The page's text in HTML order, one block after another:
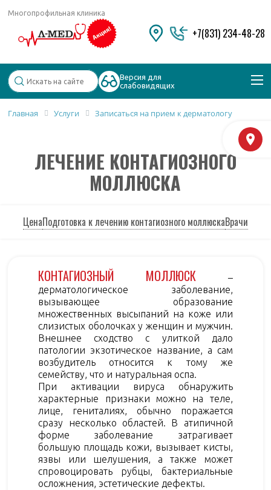
Многопрофильная клиника
Версия для
слабовидящих
+7(831) 234-48-28
Дерматолог
Косметология
Удаление бородавок
Главная Услуги Записаться на прием к дерматологу
ЛЕЧЕНИЕ КОНТАГИОЗНОГО
МОЛЛЮСКА
ЦенаПодготовка к лечению контагиозного моллюскаВрачи
КОНТАГИОЗНЫЙ МОЛЛЮСК –
дерматологическое заболевание,
вызывающее образование
множественных высыпаний на коже или
слизистых оболочках у женщин и мужчин.
Внешнее сходство с улиткой дало
патологии экзотическое название, а сам
возбудитель относится к тому же
семейству, что и натуральная оспа.
При активации вируса обнаружить
характерные признаки можно на теле,
лице, гениталиях, обычно поражается
сразу несколько областей. В атипичной
форме заболевание затрагивает
большую площадь кожи, вызывает кисты,
язвы или шелушения, а также может
спровоцировать рубцы, бактериальные
осложнения, эстетические дефекты.